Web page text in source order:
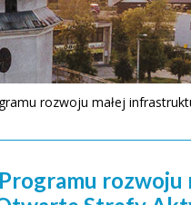
rozwoju małej